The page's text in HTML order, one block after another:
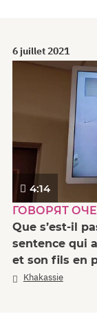
6 juillet 2021
4:14
ГОВОРЯТ
Que s’est-il
sentence qui
et son fils en
Khakassie